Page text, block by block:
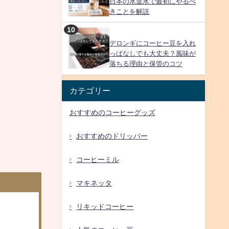
きことを解説
デロンギにコーヒー豆を入れ
っぱなしでも大丈夫？風味が
落ちる理由と保管のコツ
カテゴリー
おすすめのコーヒーグッズ
おすすめのドリッパー
コーヒーミル
マキネッタ
リキッドコーヒー